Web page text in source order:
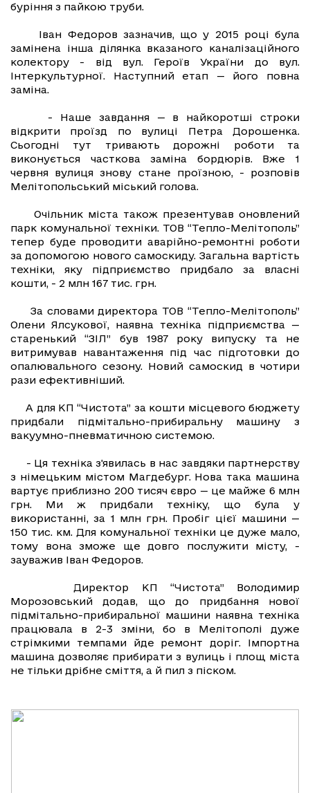
буріння з пайкою труби.
Іван Федоров зазначив, що у 2015 році була
замінена інша ділянка вказаного каналізаційного
колектору - від вул. Героїв України до вул.
Інтеркультурної. Наступний етап — його повна
заміна.
- Наше завдання — в найкоротші строки
відкрити проїзд по вулиці Петра Дорошенка.
Сьогодні тут тривають дорожні роботи та
виконується часткова заміна бордюрів. Вже 1
червня вулиця знову стане проїзною, - розповів
Мелітопольський міський голова.
Очільник міста також презентував оновлений
парк комунальної техніки. ТОВ “Тепло-Мелітополь”
тепер буде проводити аварійно-ремонтні роботи
за допомогою нового самоскиду. Загальна вартість
техніки, яку підприємство придбало за власні
кошти, - 2 млн 167 тис. грн.
За словами директора ТОВ “Тепло-Мелітополь”
Олени Ялсукової, наявна техніка підприємства —
старенький “ЗІЛ” був 1987 року випуску та не
витримував навантаження під час підготовки до
опалювального сезону. Новий самоскид в чотири
рази ефективніший.
А для КП “Чистота” за кошти місцевого бюджету
придбали підмітально-прибиральну машину з
вакуумно-пневматичною системою.
- Ця техніка з'явилась в нас завдяки партнерству
з німецьким містом Магдебург. Нова така машина
вартує приблизно 200 тисяч євро — це майже 6 млн
грн. Ми ж придбали техніку, що була у
використанні, за 1 млн грн. Пробіг цієї машини —
150 тис. км. Для комунальної техніки це дуже мало,
тому вона зможе ще довго послужити місту, -
зауважив Іван Федоров.
Директор КП “Чистота” Володимир
Морозовський додав, що до придбання нової
підмітально-прибиральної машини наявна техніка
працювала в 2-3 зміни, бо в Мелітополі дуже
стрімкими темпами йде ремонт доріг. Імпортна
машина дозволяє прибирати з вулиць і площ міста
не тільки дрібне сміття, а й пил з піском.